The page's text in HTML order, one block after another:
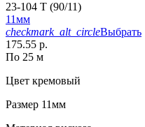
23-104 T (90/11)
11мм
checkmark_alt_circleВыбрать
175.55 р.
По 25 м
Цвет кремовый
Размер 11мм